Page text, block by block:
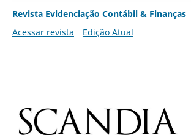
Revista Evidenciação Contábil & Finanças
Acessar revista
Edição Atual